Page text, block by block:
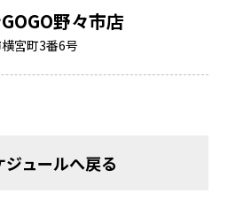
野々市店
宮町3番6号
ジュールへ戻る